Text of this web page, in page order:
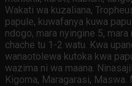
Wakati wa kuzaliana,
papule, kuwafanya kuwa
ndogo, mara nyingine 5,
chache tu 1-2 watu. Kwa
wanaotolewa kutoka kwa
wazima ni wa maana.
Kigoma, Maragarasi, Maswa.